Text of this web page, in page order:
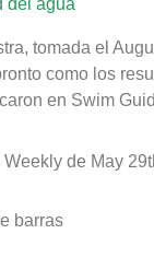
del agua
tomada el
como los
en Swim
de May
barras